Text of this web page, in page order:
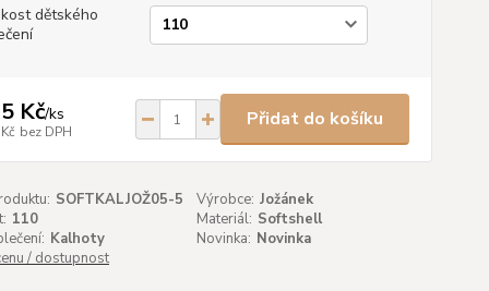
dětského
Kč/ks
bez DPH
Přidat do košíku
SOFTKALJOŽ05-5 Výrobce: Jožánek
110 Materiál: Softshell
Kalhoty Novinka: Novinka
/ dostupnost